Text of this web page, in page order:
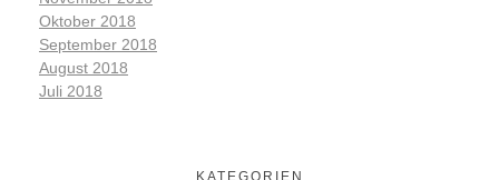
Oktober 2018
September 2018
August 2018
Juli 2018
KATEGORIEN